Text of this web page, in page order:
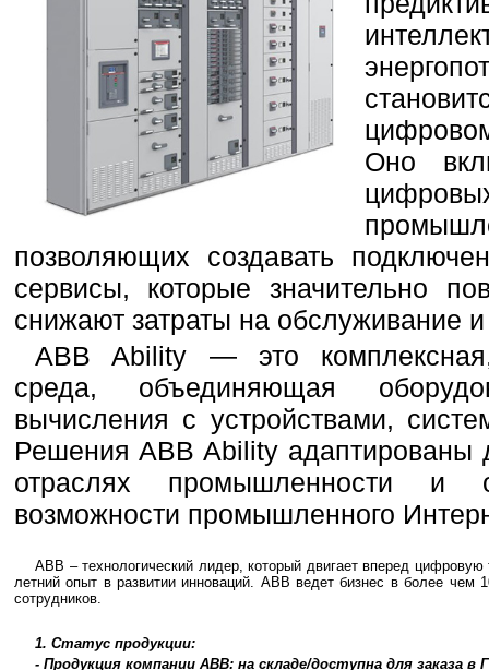
Оно
позволяющих создавать
сервисы, которые значительно
снижают затраты на обслуживание
ABB Ability — это
среда, объединяющая
вычисления с устройствами,
Решения ABB Ability адаптированы
отраслях промышленности и
возможности промышленного
ABB – технологический лидер, который двигает вперед
летний опыт в развитии инноваций. ABB ведет бизнес в более
сотрудников.
1. Статус продукции:
- Продукция компании ABB: на складе/доступна для заказа